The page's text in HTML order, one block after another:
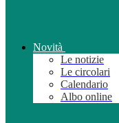
Novità
Le notizie
Le circolari
Calendario
Albo online